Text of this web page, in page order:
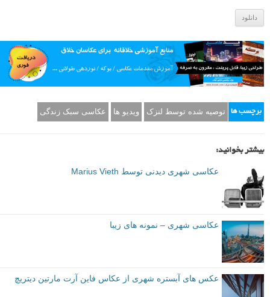
دانلود
برچسب ها توصیه شده توسط لنزک ویدیو ها عکاسی سبک زندگی
بیشتر بخوانید:
عکاسی شهری دیدنی توسط Marius Vieth
عکاسی شهری – نمونه های زیبا
عکس های آبستره شهری از عکاس فاین آرت مارتین دیتریچ